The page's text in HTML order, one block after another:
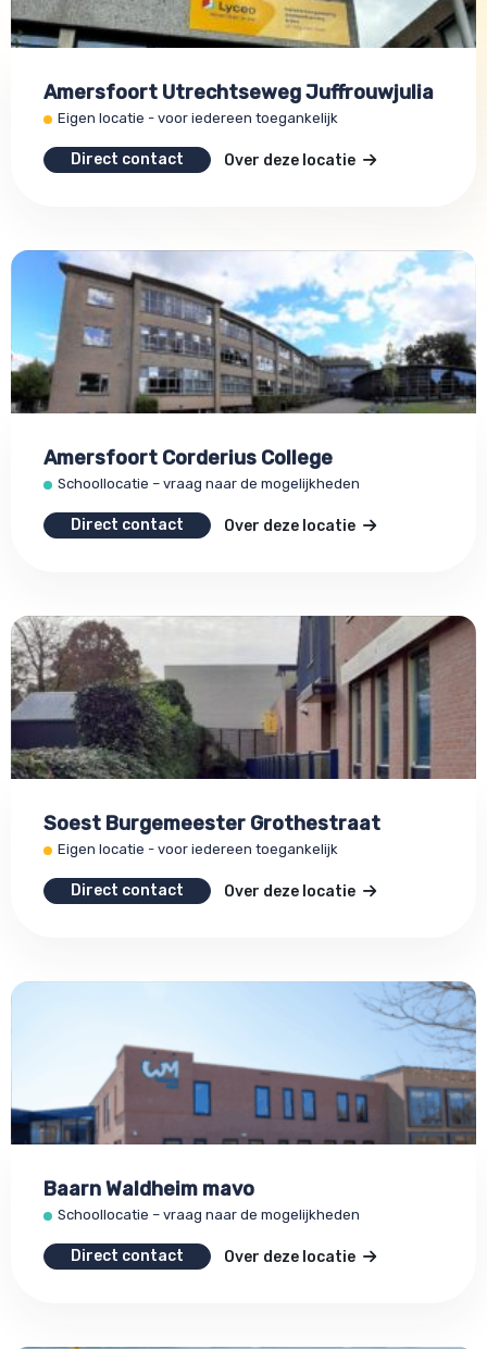
Amersfoort Utrechtseweg Juffrouwjulia
Eigen locatie - voor iedereen toegankelijk
Direct contact Over deze locatie
Amersfoort Corderius College
Schoollocatie – vraag naar de mogelijkheden
Direct contact Over deze locatie
Soest Burgemeester Grothestraat
Eigen locatie - voor iedereen toegankelijk
Direct contact Over deze locatie
Baarn Waldheim mavo
Schoollocatie – vraag naar de mogelijkheden
Direct contact Over deze locatie